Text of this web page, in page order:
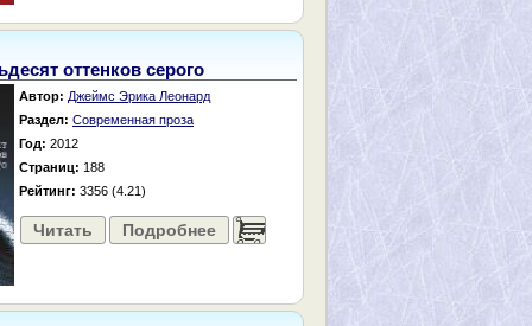
оттенков серого
Автор: Джеймс Эрика Леонард
Раздел: Современная проза
Год: 2012
Страниц: 188
Рейтинг: 3356 (4.21)
Читать Подробнее ......